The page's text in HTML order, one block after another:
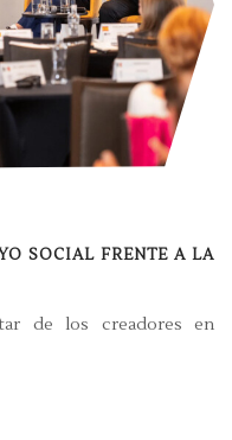
social frente a la
de los creadores en